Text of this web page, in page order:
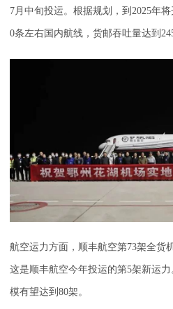
7月中旬投运。根据规划，到2025年
0条左右国内航线，货邮吞吐量达到
航空运力方面，顺丰航空第73架全货
这是顺丰航空今年投运的第5架新运
模有望达到80架。